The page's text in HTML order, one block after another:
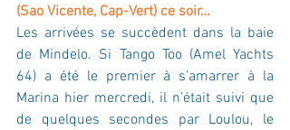
(Sao Vicente, Cap-Vert) ce soir…
Les arrivées se succèdent dans la baie
de Mindelo. Si Tango Too (Amel Yachts
64) a été le premier à s’amarrer à la
Marina hier mercredi, il n’était suivi que
de quelques secondes par Loulou, le